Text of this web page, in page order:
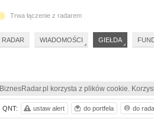
BiznesRadar.pl korzysta z plików cookie.
QNT: ustaw alert do portfela do
Trwa łączenie z radarem
RADAR WIADOMOŚCI GIEŁDA